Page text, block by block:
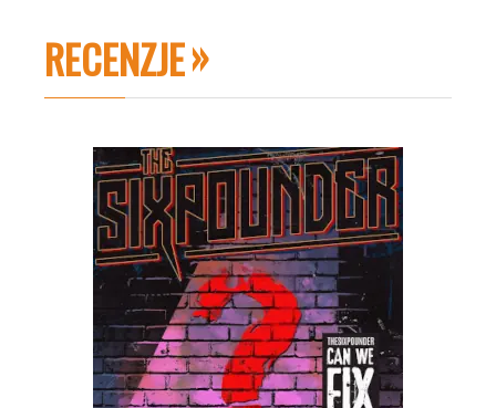
RECENZJE